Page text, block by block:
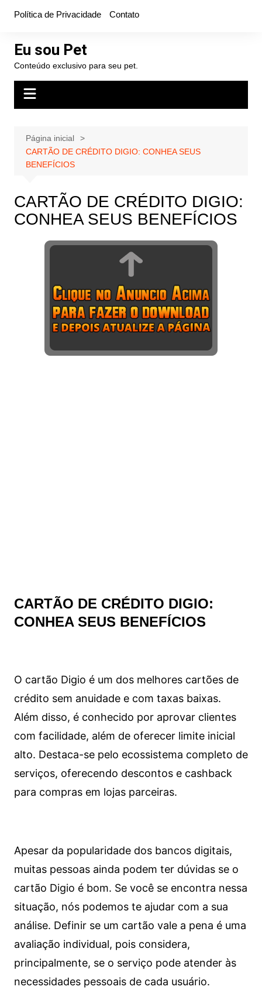
conteúdo
Política de Privacidade Contato
Eu sou Pet
Conteúdo exclusivo para seu pet.
Página inicial
CARTÃO DE CRÉDITO DIGIO: CONHEA SEUS
BENEFÍCIOS
CARTÃO DE CRÉDITO DIGIO:
CONHEA SEUS BENEFÍCIOS
CARTÃO DE CRÉDITO DIGIO:
CONHEA SEUS BENEFÍCIOS
O cartão Digio é um dos melhores cartões de
crédito sem anuidade e com taxas baixas.
Além disso, é conhecido por aprovar clientes
com facilidade, além de oferecer limite inicial
alto. Destaca-se pelo ecossistema completo de
serviços, oferecendo descontos e cashback
para compras em lojas parceiras.
Apesar da popularidade dos bancos digitais,
muitas pessoas ainda podem ter dúvidas se o
cartão Digio é bom. Se você se encontra nessa
situação, nós podemos te ajudar com a sua
análise. Definir se um cartão vale a pena é uma
avaliação individual, pois considera,
principalmente, se o serviço pode atender às
necessidades pessoais de cada usuário.